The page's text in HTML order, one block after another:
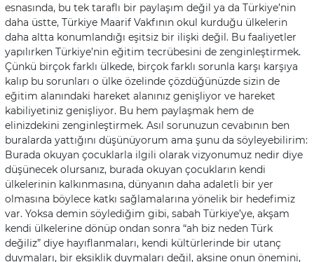
esnasında, bu tek taraflı bir paylaşım değil ya da Türkiye’nin
daha üstte, Türkiye Maarif Vakfının okul kurduğu ülkelerin
daha altta konumlandığı eşitsiz bir ilişki değil. Bu faaliyetler
yapılırken Türkiye’nin eğitim tecrübesini de zenginleştirmek.
Çünkü birçok farklı ülkede, birçok farklı sorunla karşı karşıya
kalıp bu sorunları o ülke özelinde çözdüğünüzde sizin de
eğitim alanındaki hareket alanınız genişliyor ve hareket
kabiliyetiniz genişliyor. Bu hem paylaşmak hem de
elinizdekini zenginleştirmek. Asıl sorunuzun cevabının ben
buralarda yattığını düşünüyorum ama şunu da söyleyebilirim:
Burada okuyan çocuklarla ilgili olarak vizyonumuz nedir diye
düşünecek olursanız, burada okuyan çocukların kendi
ülkelerinin kalkınmasına, dünyanın daha adaletli bir yer
olmasına böylece katkı sağlamalarına yönelik bir hedefimiz
var. Yoksa demin söylediğim gibi, sabah Türkiye’ye, akşam
kendi ülkelerine dönüp ondan sonra “ah biz neden Türk
değiliz” diye hayıflanmaları, kendi kültürlerinde bir utanç
duymaları, bir eksiklik duymaları değil, aksine onun önemini,